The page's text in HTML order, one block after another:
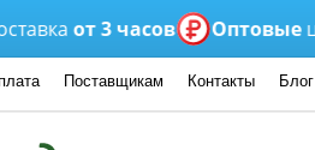
от 3 часов Оптовыецены
Поставщикам Контакты Блог